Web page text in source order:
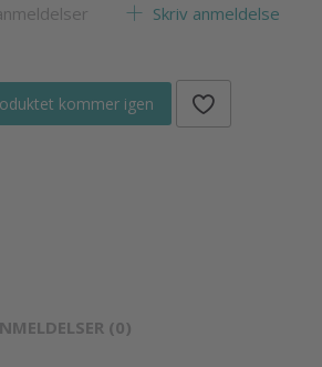
Skriv anmeldelse
kommer igen
(0)